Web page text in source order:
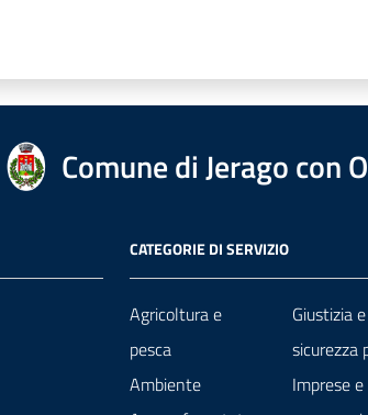
Comune di Jerago con
CATEGORIE DI SERVIZIO
Agricoltura e
pesca
Ambiente
Giustizia e
sicurezza
Imprese e